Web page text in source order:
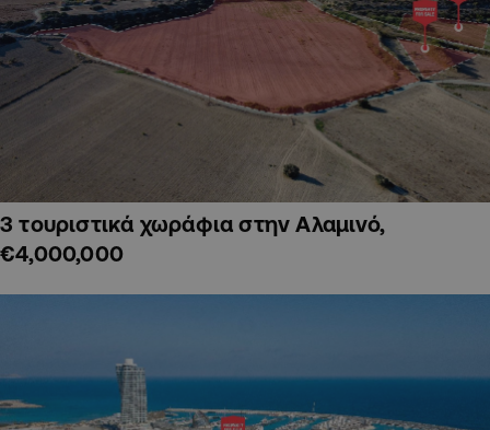
3 τουριστικά χωράφια στην Αλαμινό,
€4,000,000